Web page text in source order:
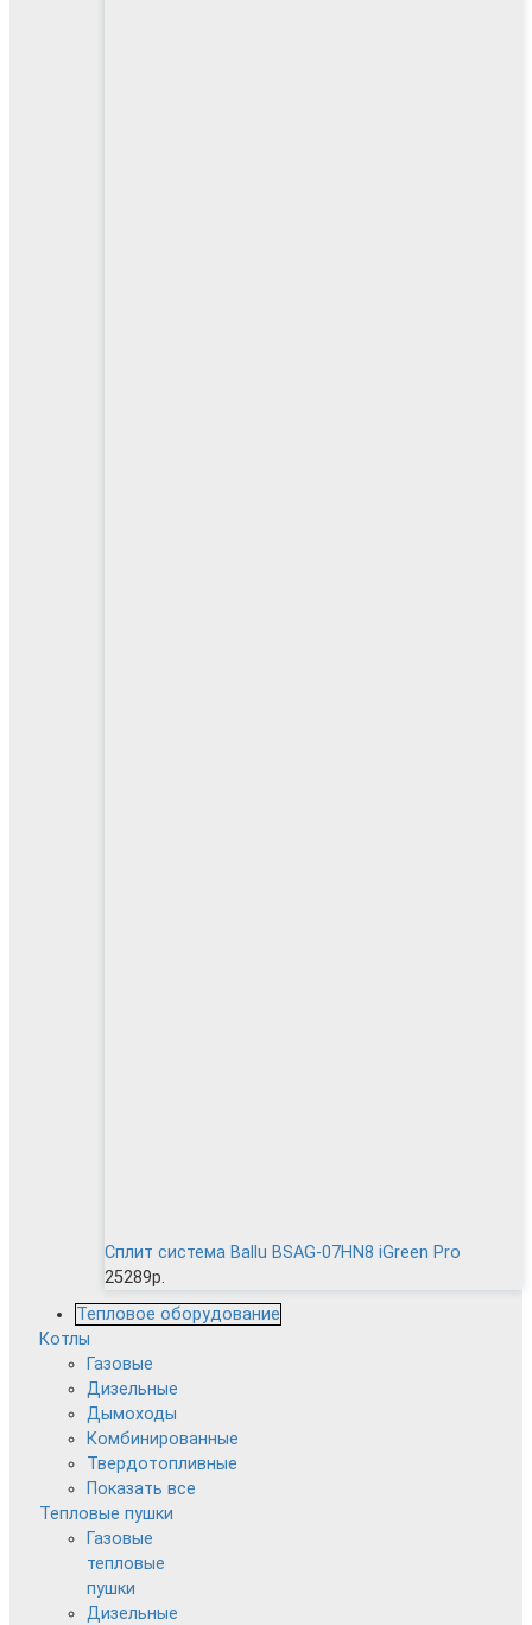
Сплит система Ballu BSAG-07HN8 iGreen Pro
25289р.
Тепловое оборудование
Котлы
Газовые
Дизельные
Дымоходы
Комбинированные
Твердотопливные
Показать все
Тепловые пушки
Газовые
тепловые
пушки
Дизельные